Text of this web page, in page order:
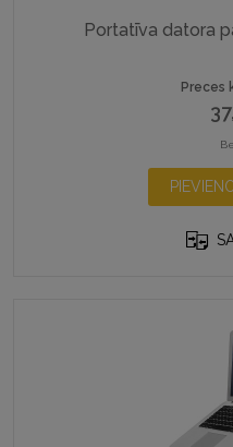
Portatīva datora
Preces